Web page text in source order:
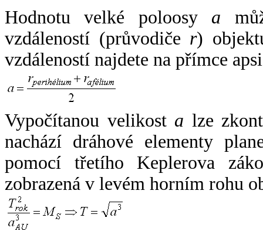
Hodnotu velké poloosy a
vzdáleností (průvodiče r)
vzdáleností najdete na přímce
Vypočítanou velikost a lze
nachází dráhové elementy
pomocí třetího Keplerova
zobrazená v levém horním rohu